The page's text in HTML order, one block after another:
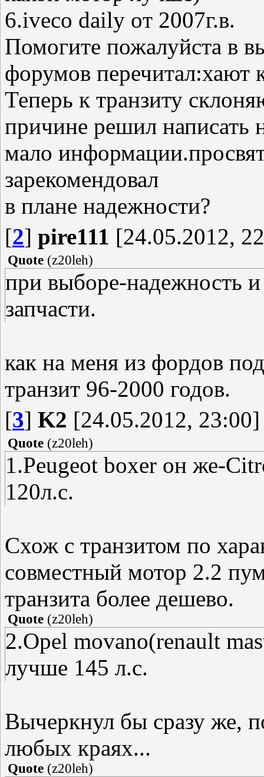
6.iveco daily oт 2007г.в.
Помогите пожалуйста в
форумов перечитал:хают
Теперь к транзиту
причине решил написать
мало
зарекомендовал
в плане надежности?
[2] pire111 [24.05.2012,
Quote (z20leh)
при выборе-надежность
запчасти.
как на меня из фордов
транзит 96-2000 годов.
[3] K2 [24.05.2012, 23:00]
Quote (z20leh)
1.Peugeot boxer он же-
120л.с.
Схож с транзитом по
совместный мотор 2.2
транзита более дешево.
Quote (z20leh)
2.Opel movano(renault
лучше 145 л.с.
Вычеркнул бы сразу же,
любых краях...
Quote (z20leh)